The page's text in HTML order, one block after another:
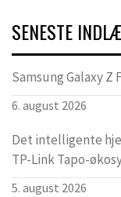
SENESTE
Samsung Galaxy
6. august 2026
Det intelligente
TP-Link Tapo-
5. august 2026